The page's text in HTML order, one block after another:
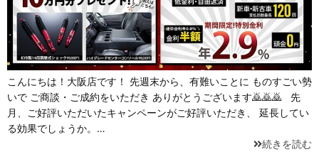
こんにちは！大阪店です！ 先週末から、有難いことに ものすごい勢
いで ご商談・ご成約をいただき ありがとうございます🙇🙇🙇 先
月、ご好評いただいたキャンペーンがご好評いただき、 延長してい
る効果でしょうか。…
続きを読む